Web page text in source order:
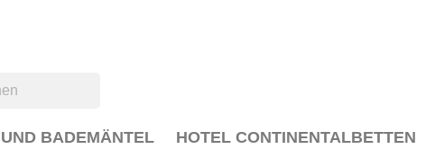
BADEMÄNTEL HOTEL CONTINENTALBETTEN